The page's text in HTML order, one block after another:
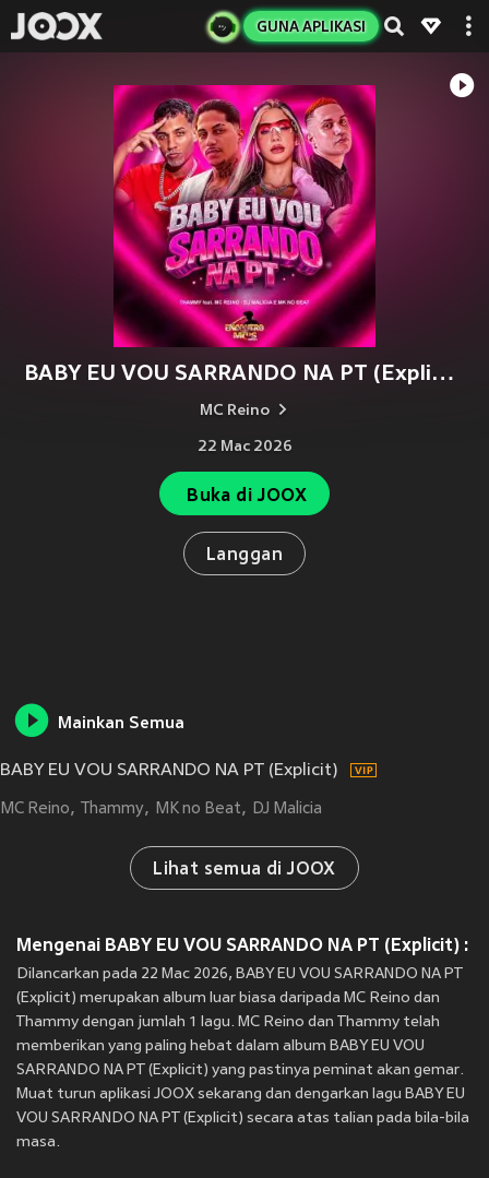
GUNA APLIKASI
BABY EU VOU SARRANDO NA PT (Explicit)
MC Reino
22 Mac 2026
Buka di JOOX
Langgan
Mainkan Semua
BABY EU VOU SARRANDO NA PT (Explicit)
MC Reino Thammy MK no Beat DJ Malicia
Lihat semua di JOOX
Mengenai BABY EU VOU SARRANDO NA PT (Explicit) :
Dilancarkan pada 22 Mac 2026, BABY EU VOU SARRANDO NA PT
(Explicit) merupakan album luar biasa daripada MC Reino dan
Thammy dengan jumlah 1 lagu. MC Reino dan Thammy telah
memberikan yang paling hebat dalam album BABY EU VOU
SARRANDO NA PT (Explicit) yang pastinya peminat akan gemar.
Muat turun aplikasi JOOX sekarang dan dengarkan lagu BABY EU
VOU SARRANDO NA PT (Explicit) secara atas talian pada bila-bila
masa.